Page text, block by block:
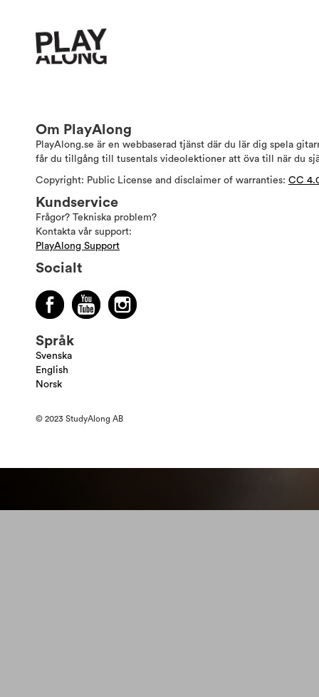
Om PlayAlong
PlayAlong.se är en webbaserad tjänst där du lär dig spela
får du tillgång till tusentals videolektioner att öva till när du
Copyright: Public License and disclaimer of warranties: CC
Kundservice
Frågor? Tekniska problem?
Kontakta vår support:
PlayAlong Support
Socialt
Språk
Svenska
English
Norsk
© 2023 StudyAlong AB